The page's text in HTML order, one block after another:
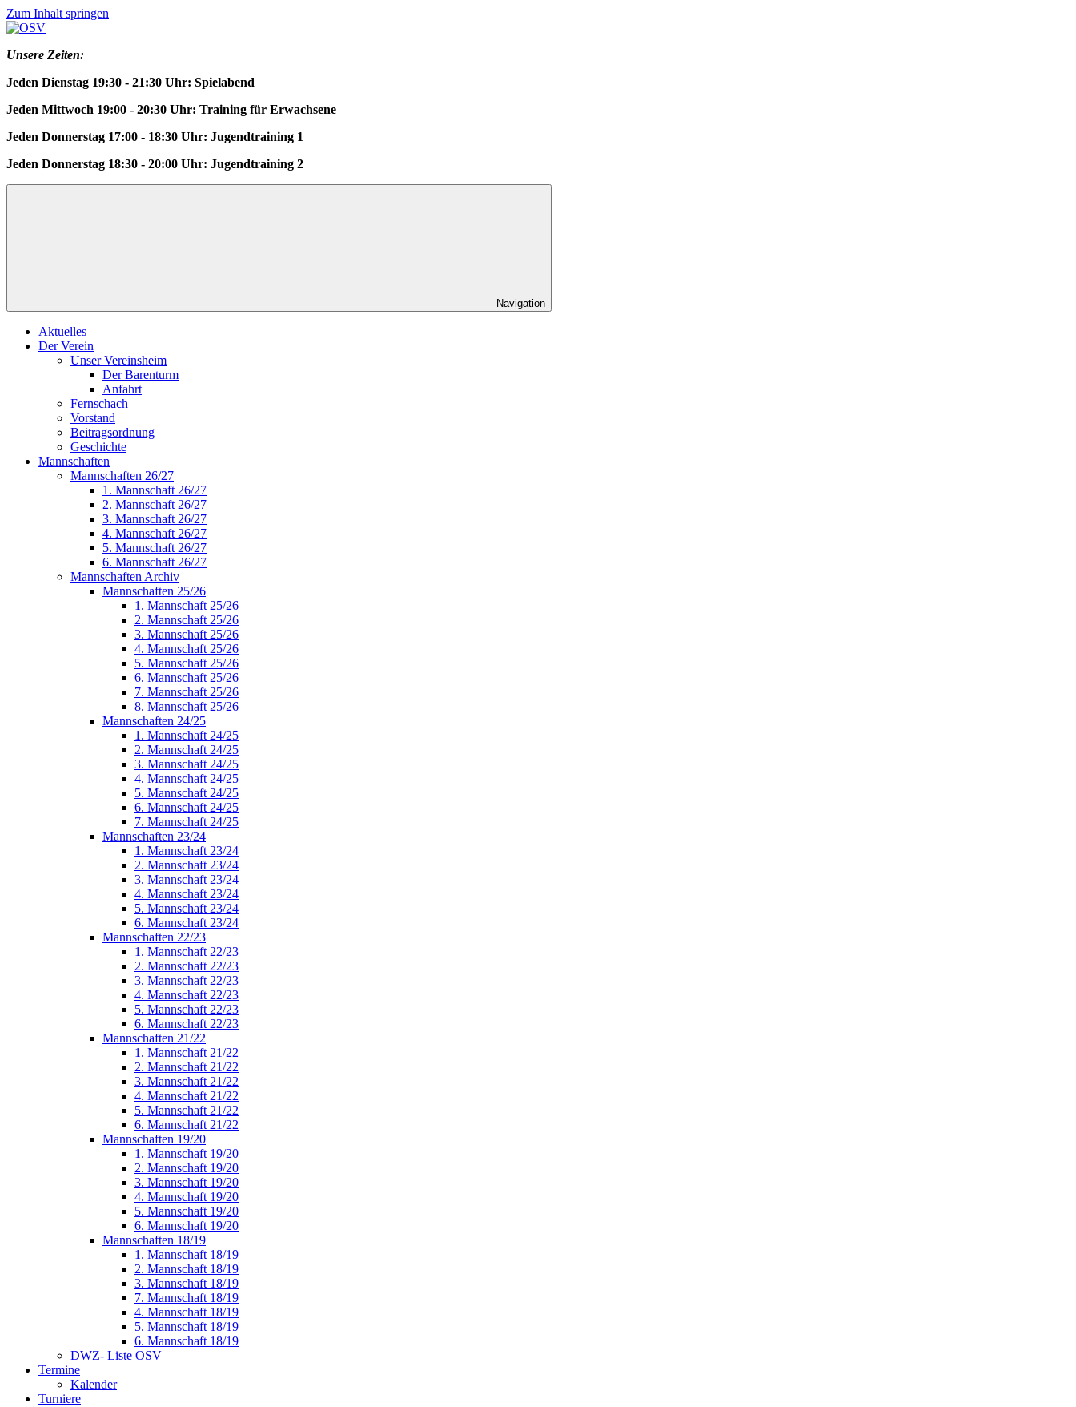
Zum Inhalt springen
OSV
Schachverein
von
e.V.
Unsere Zeiten:
Jeden Dienstag 19:30 - 21:30 Uhr: Spielabend
Jeden Mittwoch 19:00 - 20:30 Uhr: Training für Erwachsene
Jeden Donnerstag 17:00 - 18:30 Uhr: Jugendtraining 1
Jeden Donnerstag 18:30 - 20:00 Uhr: Jugendtraining 2
Navigation
Aktuelles
Der Verein
Unser Vereinsheim
Der Barenturm
Anfahrt
Fernschach
Vorstand
Beitragsordnung
Geschichte
Mannschaften
Mannschaften 26/27
1. Mannschaft 26/27
2. Mannschaft 26/27
3. Mannschaft 26/27
4. Mannschaft 26/27
5. Mannschaft 26/27
6. Mannschaft 26/27
Mannschaften Archiv
Mannschaften 25/26
1. Mannschaft 25/26
2. Mannschaft 25/26
3. Mannschaft 25/26
4. Mannschaft 25/26
5. Mannschaft 25/26
6. Mannschaft 25/26
7. Mannschaft 25/26
8. Mannschaft 25/26
Mannschaften 24/25
1. Mannschaft 24/25
2. Mannschaft 24/25
3. Mannschaft 24/25
4. Mannschaft 24/25
5. Mannschaft 24/25
6. Mannschaft 24/25
7. Mannschaft 24/25
Mannschaften 23/24
1. Mannschaft 23/24
2. Mannschaft 23/24
3. Mannschaft 23/24
4. Mannschaft 23/24
5. Mannschaft 23/24
6. Mannschaft 23/24
Mannschaften 22/23
1. Mannschaft 22/23
2. Mannschaft 22/23
3. Mannschaft 22/23
4. Mannschaft 22/23
5. Mannschaft 22/23
6. Mannschaft 22/23
Mannschaften 21/22
1. Mannschaft 21/22
2. Mannschaft 21/22
3. Mannschaft 21/22
4. Mannschaft 21/22
5. Mannschaft 21/22
6. Mannschaft 21/22
Mannschaften 19/20
1. Mannschaft 19/20
2. Mannschaft 19/20
3. Mannschaft 19/20
4. Mannschaft 19/20
5. Mannschaft 19/20
6. Mannschaft 19/20
Mannschaften 18/19
1. Mannschaft 18/19
2. Mannschaft 18/19
3. Mannschaft 18/19
7. Mannschaft 18/19
4. Mannschaft 18/19
5. Mannschaft 18/19
6. Mannschaft 18/19
DWZ- Liste OSV
Termine
Kalender
Turniere